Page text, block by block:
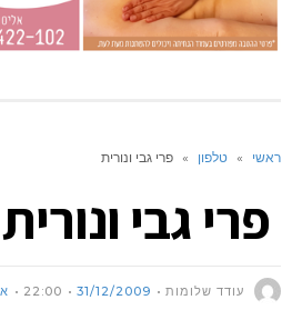
ראשי » טלפון » פרי גבי ונורית
פרי גבי ונורית
עודד שלומות 31/12/2009
22:00